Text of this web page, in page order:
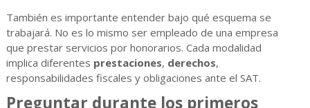
También es importante entender bajo qué esquema se
trabajará. No es lo mismo ser empleado de una empresa
que prestar servicios por honorarios. Cada modalidad
implica diferentes prestaciones, derechos,
responsabilidades fiscales y obligaciones ante el SAT.
Preguntar durante los primeros